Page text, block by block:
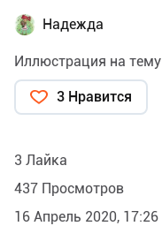
Надежда
Иллюстрация на
3 Нравится
3 Лайка
437 Просмотров
16 Апрель 2020, 17:26